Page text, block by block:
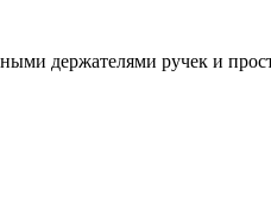
держателями ручек и